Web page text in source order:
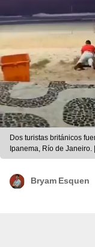
Dos turistas británicos fueron
Ipanema, Río de
Bryam Esquen